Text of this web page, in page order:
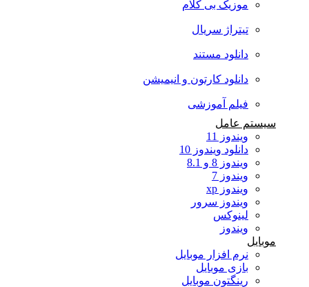
موزیک بی کلام
تیتراژ سریال
دانلود مستند
دانلود کارتون و انیمیشن
فیلم آموزشی
سیستم عامل
ویندوز 11
دانلود ویندوز 10
ویندوز 8 و 8.1
ویندوز 7
ویندوز xp
ویندوز سرور
لینوکس
ویندوز
موبایل
نرم افزار موبایل
بازی موبایل
رینگتون موبایل